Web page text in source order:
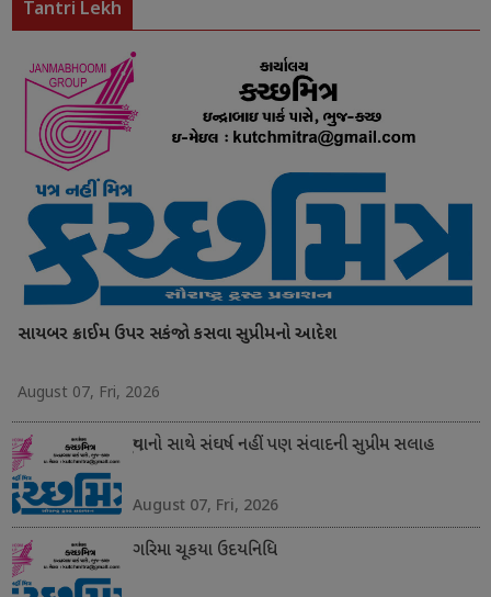
Tantri Lekh
સાયબર ક્રાઈમ ઉપર સકંજો કસવા સુપ્રીમનો આદેશ
August 07, Fri, 2026
યુવાનો સાથે સંઘર્ષ નહીં પણ સંવાદની સુપ્રીમ સલાહ
August 07, Fri, 2026
ગરિમા ચૂકયા ઉદયનિધિ